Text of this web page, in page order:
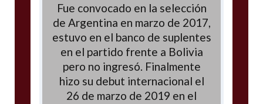
Fue convocado en la selección
de Argentina en marzo de 2017,
estuvo en el banco de suplentes
en el partido frente a Bolivia
pero no ingresó. Finalmente
hizo su debut internacional el
26 de marzo de 2019 en el